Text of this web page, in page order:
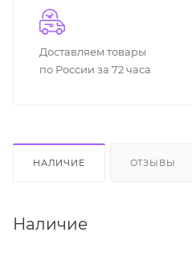
Доставляем товары
по России за 72 часа
НАЛИЧИЕ ОТЗЫВЫ
Наличие